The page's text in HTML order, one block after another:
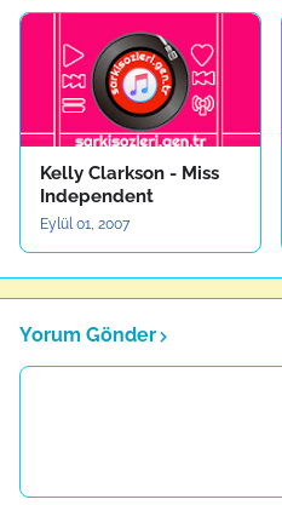
Kelly Clarkson - Miss
Independent
Eylül 01, 2007
Yorum Gönder